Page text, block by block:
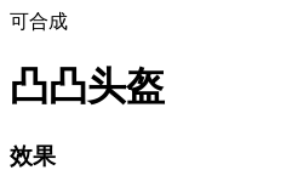
可合成
凸凸头盔
效果